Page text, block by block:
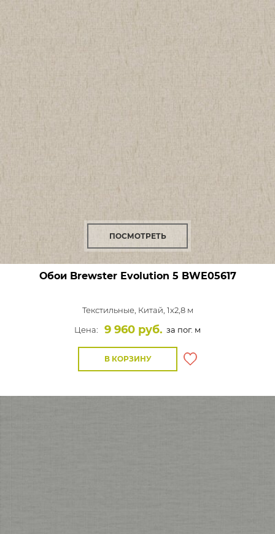
ПОСМОТРЕТЬ
Обои Brewster Evolution 5 BWE05617
Текстильные, Китай, 1x2,8 м
Цена:
9 960 руб. за пог. м
В КОРЗИНУ